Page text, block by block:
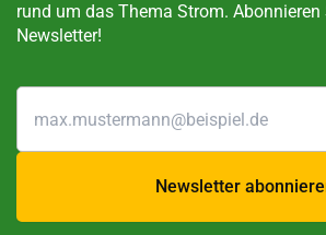
rund um das Thema Strom. Abonnieren
Newsletter!
Newsletter